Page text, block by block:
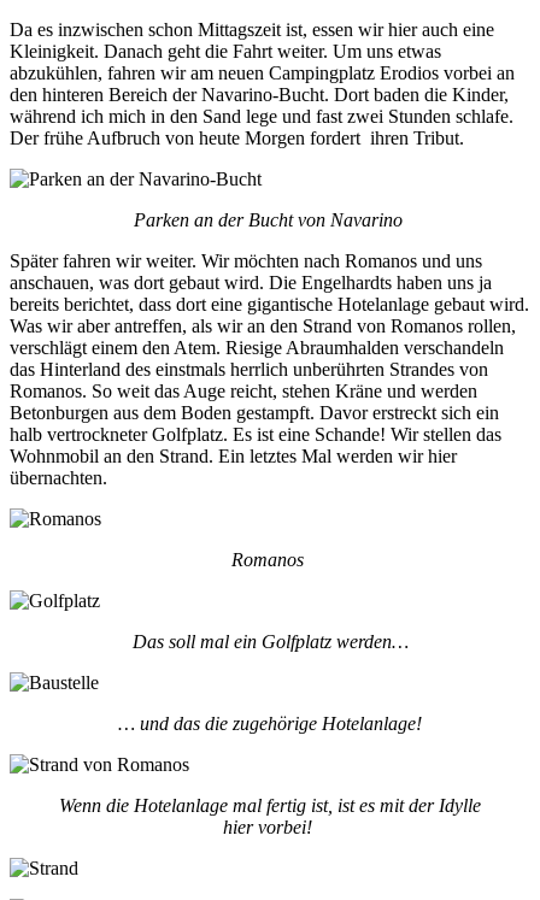
Da es inzwischen schon Mittagszeit ist, essen wir hier auch eine
Kleinigkeit. Danach geht die Fahrt weiter. Um uns etwas
abzukühlen, fahren wir am neuen Campingplatz Erodios vorbei an
den hinteren Bereich der Navarino-Bucht. Dort baden die Kinder,
während ich mich in den Sand lege und fast zwei Stunden schlafe.
Der frühe Aufbruch von heute Morgen fordert ihren Tribut.
Parken an der Bucht von Navarino
Später fahren wir weiter. Wir möchten nach Romanos und uns
anschauen, was dort gebaut wird. Die Engelhardts haben uns ja
bereits berichtet, dass dort eine gigantische Hotelanlage gebaut wird.
Was wir aber antreffen, als wir an den Strand von Romanos rollen,
verschlägt einem den Atem. Riesige Abraumhalden verschandeln
das Hinterland des einstmals herrlich unberührten Strandes von
Romanos. So weit das Auge reicht, stehen Kräne und werden
Betonburgen aus dem Boden gestampft. Davor erstreckt sich ein
halb vertrockneter Golfplatz. Es ist eine Schande! Wir stellen das
Wohnmobil an den Strand. Ein letztes Mal werden wir hier
übernachten.
Romanos
Das soll mal ein Golfplatz werden…
… und das die zugehörige Hotelanlage!
Wenn die Hotelanlage mal fertig ist, ist es mit der Idylle
hier vorbei!